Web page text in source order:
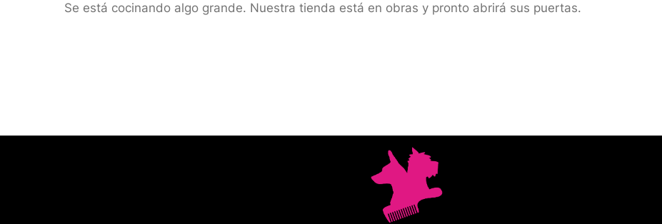
Se está cocinando algo grande. Nuestra tienda está en obras y pronto abrirá sus puertas.